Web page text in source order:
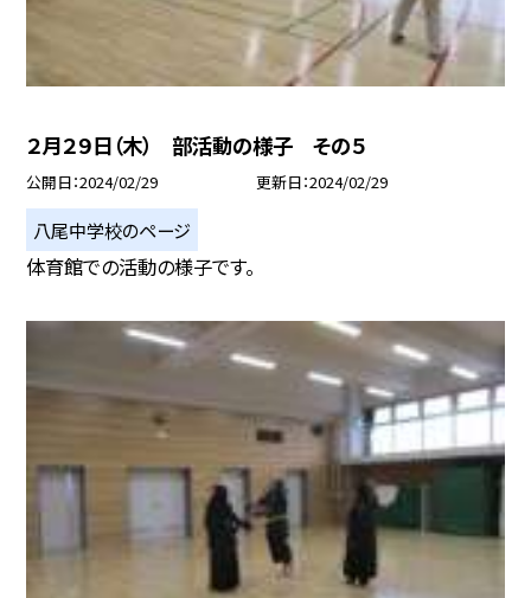
２月２９日（木） 部活動の様子 その５
公開日 2024/02/29 更新日 2024/02/29
八尾中学校のページ
体育館での活動の様子です。